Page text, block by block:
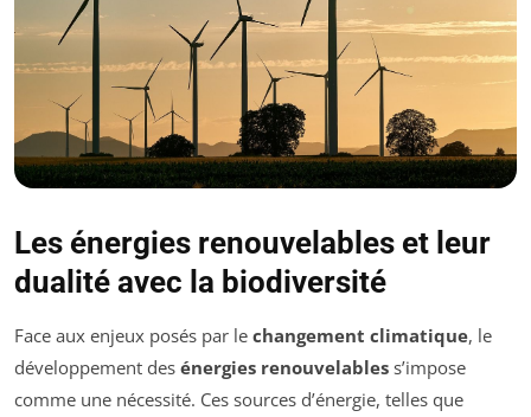
Les énergies renouvelables et leur
dualité avec la biodiversité
Face aux enjeux posés par le changement climatique, le
développement des énergies renouvelables s’impose
comme une nécessité. Ces sources d’énergie, telles que